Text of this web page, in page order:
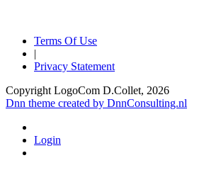
Terms Of Use
Privacy Statement
Copyright LogoCom D.Collet, 2026
Dnn theme created by DnnConsulting.nl
Login